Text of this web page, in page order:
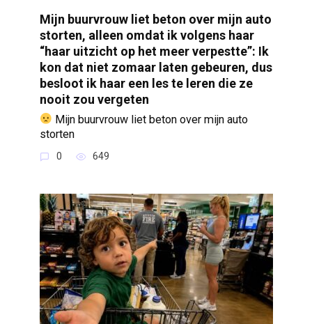
Mijn buurvrouw liet beton over mijn auto
storten, alleen omdat ik volgens haar
“haar uitzicht op het meer verpestte”: Ik
kon dat niet zomaar laten gebeuren, dus
besloot ik haar een les te leren die ze
nooit zou vergeten
Mijn buurvrouw liet beton over mijn auto
storten
0 649